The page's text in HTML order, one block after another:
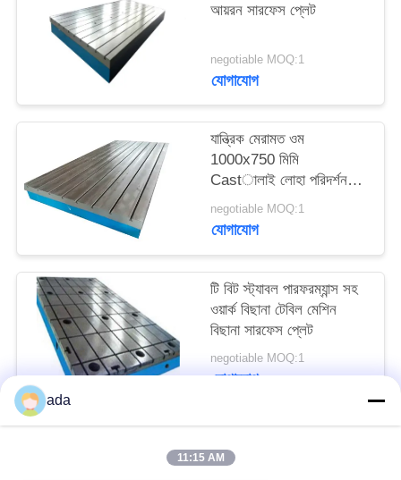
PRIVACY
POLICY
আয়রন সারফেস প্লেট
negotiable MOQ:1
যোগাযোগ
যান্ত্রিক মেরামত ওম
1000x750 মিমি
Castালাই লোহা পরিদর্শন
সারণী
negotiable MOQ:1
যোগাযোগ
টি বিট স্ট্যাবল পারফরম্যান্স সহ
ওয়ার্ক বিছানা টেবিল মেশিন
বিছানা সারফেস প্লেট
negotiable MOQ:1
যোগাযোগ
ada
11:15 AM